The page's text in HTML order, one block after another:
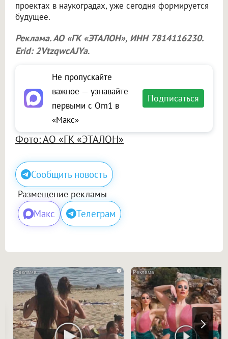
проектах в наукоградах, уже сегодня формируется
будущее.
Реклама. АО «ГК «ЭТАЛОН», ИНН 7814116230.
Erid: 2VtzqwcAJYa.
Не пропускайте
важное — узнавайте
первыми с Om1 в
«Макс»
Подписаться
Фото: АО «ГК «ЭТАЛОН»
Сообщить новость
Размещение рекламы
Макс Телеграм
i